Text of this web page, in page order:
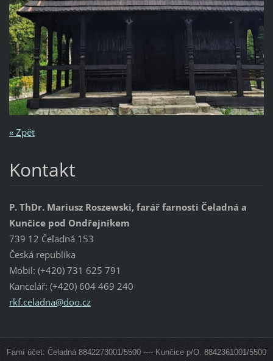
« Zpět
Kontakt
P. ThDr. Mariusz Roszewski, farář farnosti Čeladná a
Kunčice pod Ondřejníkem
739 12 Čeladná 153
Česká republika
Mobil: (+420) 731 625 791
Kancelář: (+420) 604 469 240
rkf.celadna@doo.cz
Farní účet: Čeladná 8842273001/5500 ---- Kunčice p/O. 8842361001/5500